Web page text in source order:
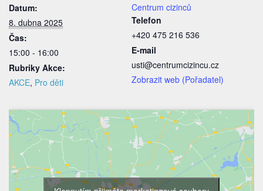
Datum:
8. dubna 2025
Čas:
15:00 - 16:00
Rubriky Akce:
AKCE, Pro děti
Centrum cizinců
Telefon
+420 475 216 536
E-mail
usti@centrumcizincu.cz
Zobrazit web (Pořadatel)